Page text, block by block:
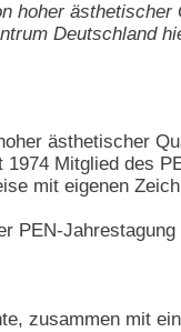
hoher
Deutschland
ästhetischer
Mitglied des
mit eigenen
PEN-Jahrestagung
zusammen mit